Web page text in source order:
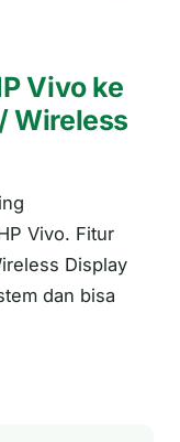
Vivo ke
Wireless
Vivo. Fitur
Display
dan bisa